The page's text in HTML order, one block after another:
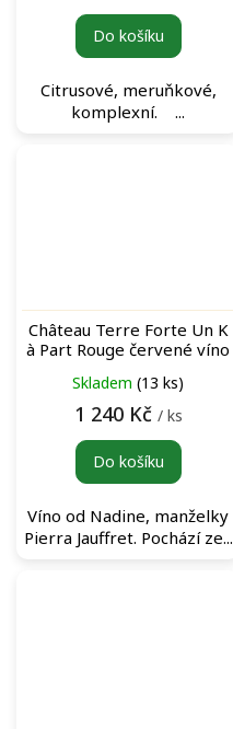
Do košíku
Citrusové, meruňkové,
komplexní. ...
Château Terre Forte Un K
à Part Rouge červené víno
Skladem (13 ks)
1 240 Kč / ks
Do košíku
Víno od Nadine, manželky
Pierra Jauffret. Pochází ze...